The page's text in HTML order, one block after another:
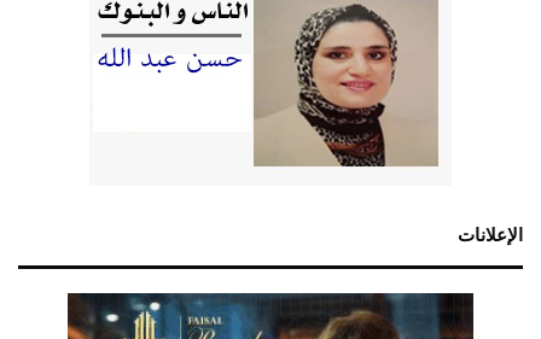
الإعلانات